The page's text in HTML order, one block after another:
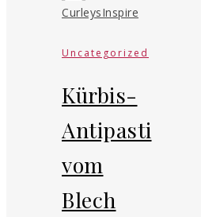
CurleysInspire
Uncategorized
Kürbis-
Antipasti
vom
Blech